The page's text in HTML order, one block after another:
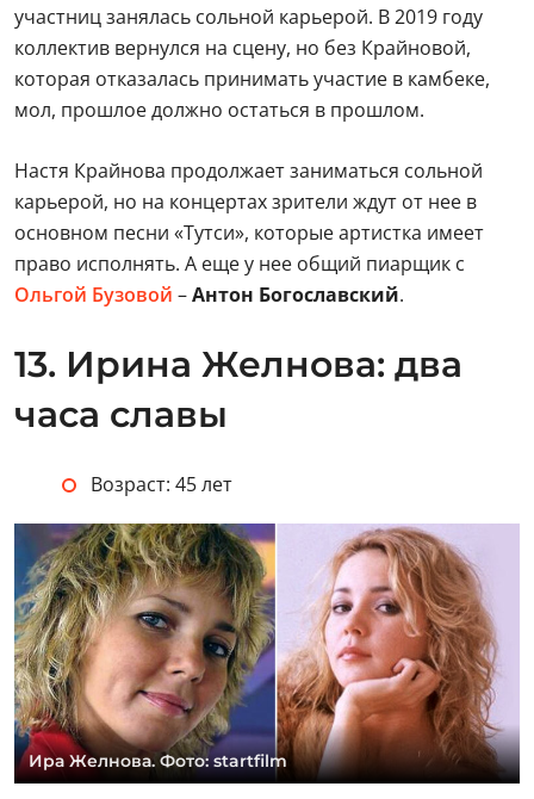
участниц занялась сольной карьерой. В 2019 году
коллектив вернулся на сцену, но без Крайновой,
которая отказалась принимать участие в камбеке,
мол, прошлое должно остаться в прошлом.
Настя Крайнова продолжает заниматься сольной
карьерой, но на концертах зрители ждут от нее в
основном песни «Тутси», которые артистка имеет
право исполнять. А еще у нее общий пиарщик с
Ольгой Бузовой –Антон Богославский.
13. Ирина Желнова: два
часа славы
Возраст: 45 лет
Ира Желнова. Фото: startfilm